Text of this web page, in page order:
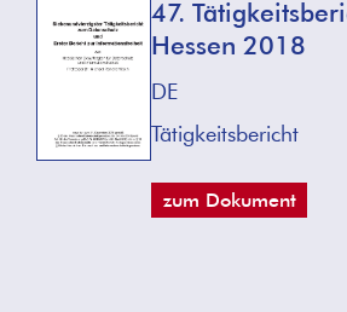
47.
Hessen 2018
DE
Tätigkeitsbericht
zum Dokument